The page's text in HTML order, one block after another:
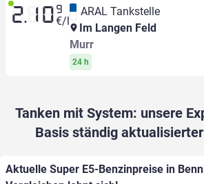
2.10 9
€/l
ARAL Tankstelle
Im Langen Feld
Murr
24 h
Tanken mit System: unsere
Basis ständig
Aktuelle Super E5-Benzinpreise in